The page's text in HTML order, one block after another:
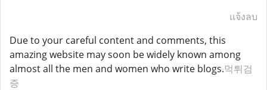
แจ้งลบ
Due to your careful content and comments, this
amazing website may soon be widely known among
almost all the men and women who write blogs.먹튀검
증